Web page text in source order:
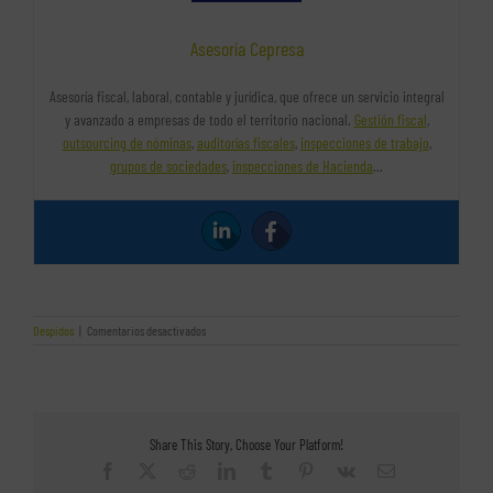
Asesoría Cepresa
Asesoría fiscal, laboral, contable y jurídica, que ofrece un servicio integral
y avanzado a empresas de todo el territorio nacional. Gestión fiscal,
outsourcing de nóminas,auditorías fiscales, inspecciones de trabajo,
grupos de sociedades, inspecciones de Hacienda…
Despidos | Comentarios desactivadosen
Share This Story, Choose Your Platform!